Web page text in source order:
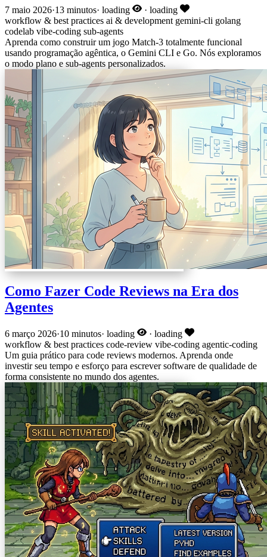
7 maio 2026·13 minutos· loading · loading
workflow & best practices ai & development gemini-cli golang
codelab vibe-coding sub-agents
Aprenda como construir um jogo Match-3 totalmente funcional
usando programação agêntica, o Gemini CLI e Go. Nós exploramos
o modo plano e sub-agents personalizados.
Como Fazer Code Reviews na Era dos
Agentes
6 março 2026·10 minutos· loading · loading
workflow & best practices code-review vibe-coding agentic-coding
Um guia prático para code reviews modernos. Aprenda onde
investir seu tempo e esforço para escrever software de qualidade de
forma consistente no mundo dos agentes.